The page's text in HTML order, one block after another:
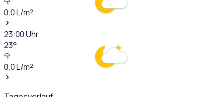
0,0L/m²
23:00Uhr
23°
0,0L/m²